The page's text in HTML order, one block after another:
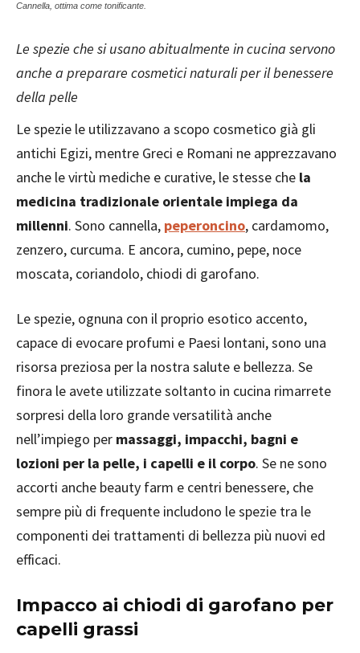
Cannella, ottima come tonificante.
Le spezie che si usano abitualmente in cucina servono
anche a preparare cosmetici naturali per il benessere
della pelle
Le spezie le utilizzavano a scopo cosmetico già gli
antichi Egizi, mentre Greci e Romani ne apprezzavano
anche le virtù mediche e curative, le stesse che la
medicina tradizionale orientale impiega da
millenni. Sono cannella, peperoncino, cardamomo,
zenzero, curcuma. E ancora, cumino, pepe, noce
moscata, coriandolo, chiodi di garofano.
Le spezie, ognuna con il proprio esotico accento,
capace di evocare profumi e Paesi lontani, sono una
risorsa preziosa per la nostra salute e bellezza. Se
finora le avete utilizzate soltanto in cucina rimarrete
sorpresi della loro grande versatilità anche
nell’impiego per massaggi, impacchi, bagni e
lozioni per la pelle, i capelli e il corpo. Se ne sono
accorti anche beauty farm e centri benessere, che
sempre più di frequente includono le spezie tra le
componenti dei trattamenti di bellezza più nuovi ed
efficaci.
Impacco ai chiodi di garofano per
capelli grassi